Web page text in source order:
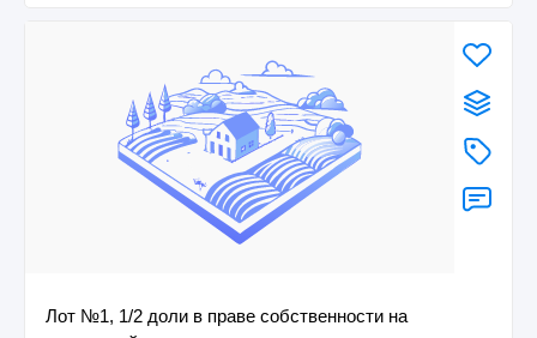
Лот №1, 1/2 доли в праве собственности на